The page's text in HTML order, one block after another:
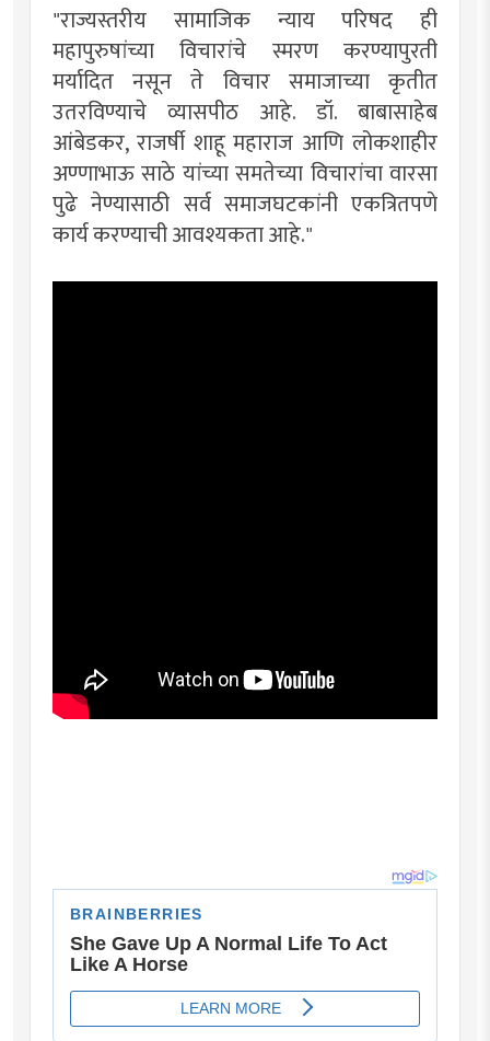
"राज्यस्तरीय सामाजिक न्याय परिषद ही
महापुरुषांच्या विचारांचे स्मरण करण्यापुरती
मर्यादित नसून ते विचार समाजाच्या कृतीत
उतरविण्याचे व्यासपीठ आहे. डॉ. बाबासाहेब
आंबेडकर, राजर्षी शाहू महाराज आणि लोकशाहीर
अण्णाभाऊ साठे यांच्या समतेच्या विचारांचा वारसा
पुढे नेण्यासाठी सर्व समाजघटकांनी एकत्रितपणे
कार्य करण्याची आवश्यकता आहे."